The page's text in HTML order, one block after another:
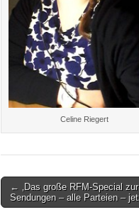
Celine Riegert
Post
navigation
← ‚Das große RFM-Special
Sendungen – alle Parteien –